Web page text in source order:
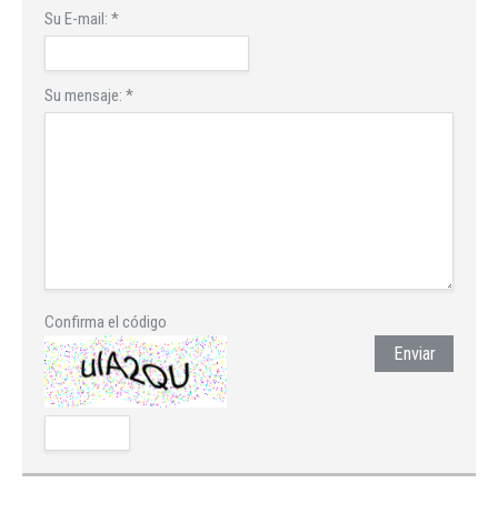
Su E-mail: *
Su mensaje: *
Confirma el código
Enviar